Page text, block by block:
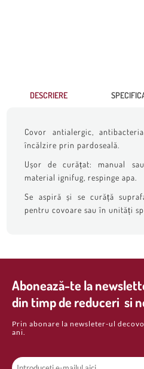
DESCRIERE
Covor antialergic,
încălzire prin pardoseală.
Ușor de curățat: manual
material ignifug, respinge apa.
Se aspiră și se curăță
pentru covoare sau în unități
Abonează-te la
din timp de reduceri si
Prin abonare la newsleter-ul
ani.